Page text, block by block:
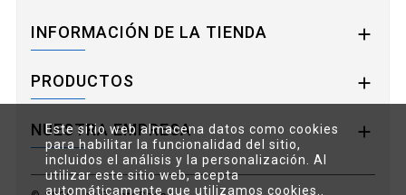
INFORMACIÓN DE LA TIENDA 
PRODUCTOS 
NUESTRA EMPRESA 
Este sitio web almacena datos como cookies
para habilitar la funcionalidad del sitio,
incluidos el análisis y la personalización. Al
utilizar este sitio web, acepta
automáticamente que utilizamos cookies..